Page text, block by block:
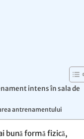
intens în sala de
antrenamentului
bună formă fizică,